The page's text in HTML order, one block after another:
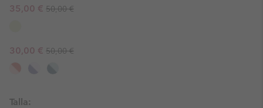
Sale price:
35,00 € Regular price:
50,00 €
Sale price:
30,00 € Regular price:
50,00 €
Talla: